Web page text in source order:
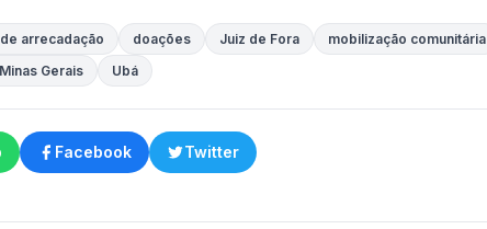
arrecadação doações Juiz de Fora mobilização comunitária
Gerais Ubá
Facebook Twitter